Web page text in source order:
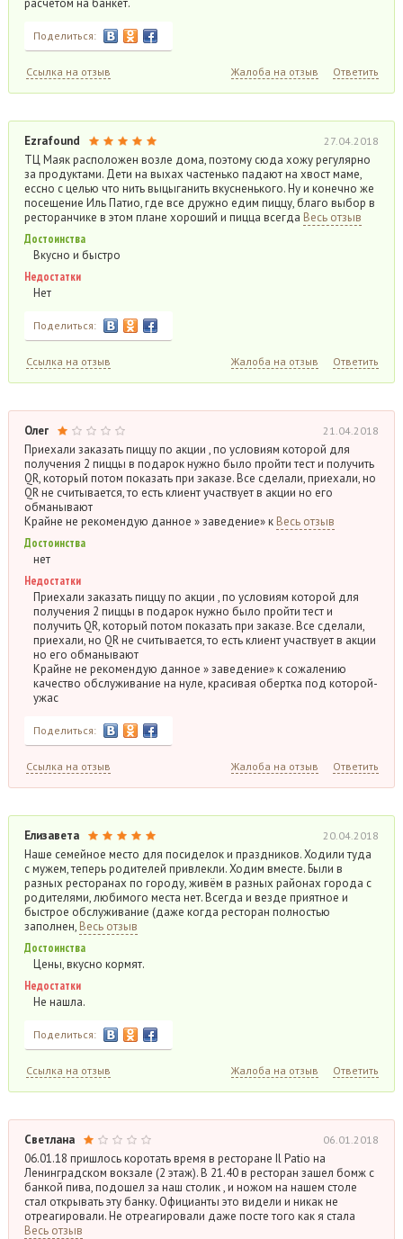
расчетом на банкет.
Поделиться:
Ссылка на отзыв Жалоба на отзыв Ответить
Ezrafound 27.04.2018
ТЦ Маяк расположен возле дома, поэтому сюда хожу регулярно
за продуктами. Дети на выхах частенько падают на хвост маме,
ессно с целью что нить выцыганить вкусненького. Ну и конечно же
посещение Иль Патио, где все дружно едим пиццу, благо выбор в
ресторанчике в этом плане хороший и пицца всегда Весь отзыв
Достоинства
Вкусно и быстро
Недостатки
Нет
Поделиться:
Ссылка на отзыв Жалоба на отзыв Ответить
Олег 21.04.2018
Приехали заказать пиццу по акции , по условиям которой для
получения 2 пиццы в подарок нужно было пройти тест и получить
QR, который потом показать при заказе. Все сделали, приехали, но
QR не считывается, то есть клиент участвует в акции но его
обманывают
Крайне не рекомендую данное » заведение» к Весь отзыв
Достоинства
нет
Недостатки
Приехали заказать пиццу по акции , по условиям которой для
получения 2 пиццы в подарок нужно было пройти тест и
получить QR, который потом показать при заказе. Все сделали,
приехали, но QR не считывается, то есть клиент участвует в акции
но его обманывают
Крайне не рекомендую данное » заведение» к сожалению
качество обслуживание на нуле, красивая обертка под которой-
ужас
Поделиться:
Ссылка на отзыв Жалоба на отзыв Ответить
Елизавета 20.04.2018
Наше семейное место для посиделок и праздников. Ходили туда
с мужем, теперь родителей привлекли. Ходим вместе. Были в
разных ресторанах по городу, живём в разных районах города с
родителями, любимого места нет. Всегда и везде приятное и
быстрое обслуживание (даже когда ресторан полностью
заполнен, Весь отзыв
Достоинства
Цены, вкусно кормят.
Недостатки
Не нашла.
Поделиться:
Ссылка на отзыв Жалоба на отзыв Ответить
Светлана 06.01.2018
06.01.18 пришлось коротать время в ресторане Il Patio на
Ленинградском вокзале (2 этаж). В 21.40 в ресторан зашел бомж с
банкой пива, подошел за наш столик , и ножом на нашем столе
стал открывать эту банку. Официанты это видели и никак не
отреагировали. Не отреагировали даже посте того как я стала
Весь отзыв